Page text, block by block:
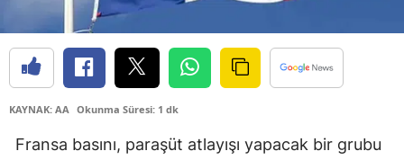
Çankırı
Denizli
KAYNAK: AA Okunma Süresi: 1 dk
Fransa basını, paraşüt atlayışı yapacak bir grubu